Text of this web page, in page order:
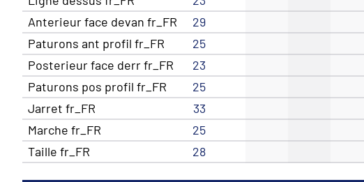
Anterieur face devan fr_FR
29
Paturons ant profil fr_FR
25
Posterieur face derr fr_FR
23
Paturons pos profil fr_FR
25
Jarret fr_FR
33
Marche fr_FR
25
Taille fr_FR
28